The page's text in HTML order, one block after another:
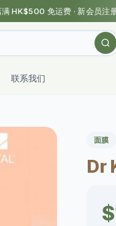
满 HK$500 免运费 · 新会员注
联系我们
面膜
Dr